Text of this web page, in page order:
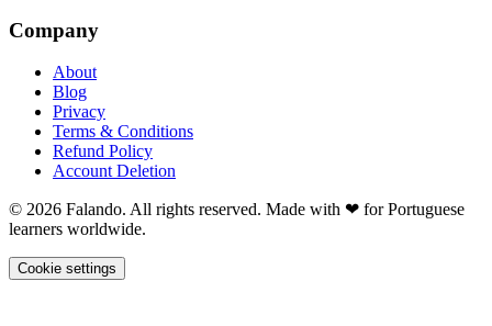
Company
About
Blog
Privacy
Terms & Conditions
Refund Policy
Account Deletion
© 2026 Falando. All rights reserved. Made with ❤ for Portuguese
learners worldwide.
Cookie settings